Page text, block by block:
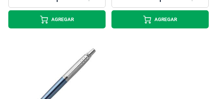
AGREGAR AGREGAR